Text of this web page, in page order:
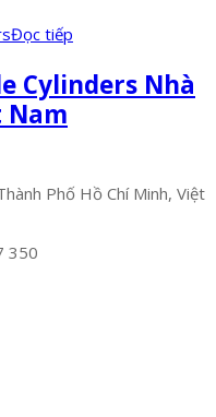
Đọc tiếp
Cylinders Nhà
Phố Hồ Chí Minh, Việt
350